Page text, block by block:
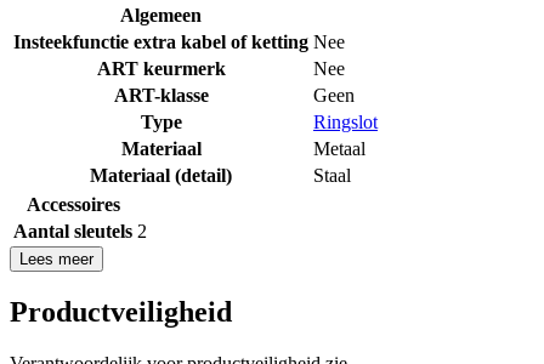
Algemeen
Insteekfunctie extra kabel of ketting Nee
ART keurmerk
Nee
ART-klasse
Geen
Type
Ringslot
Materiaal
Metaal
Materiaal (detail)
Staal
Accessoires
Aantal sleutels 2
Lees meer
Productveiligheid